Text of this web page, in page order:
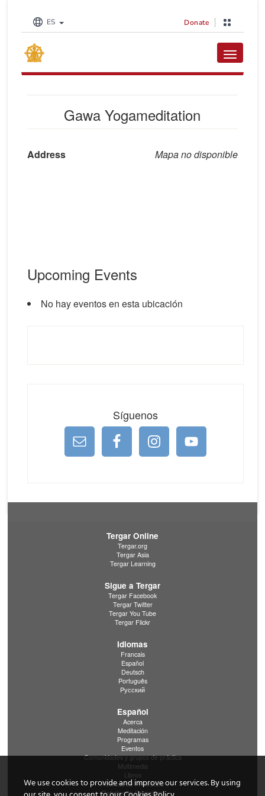
ES Donate
Toggle
Gawa Yogameditation
Mapa no disponible
Address
Upcoming Events
No hay eventos en esta ubicación
Síguenos
Tergar Online
Tergar.org
Tergar Asia
Tergar Learning
Sigue a Tergar
Tergar Facebook
Tergar Twitter
Tergar You Tube
Tergar Flickr
Idiomas
Francais
Español
Deutsch
Português
Pусский
Español
Acerca
Meditación
Programas
Eventos
Comunidades y grupos de práctica
Multimedia
Libros
Políticas de Privacidad
Detalles de Privacidad
We use cookies to provide and improve our services. By using